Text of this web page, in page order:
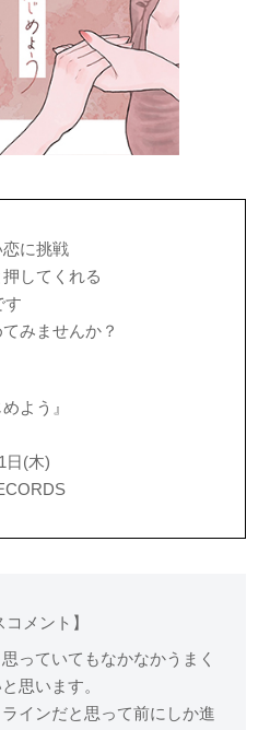
に挑戦
してくれる
す
みませんか？
よう』
日(木)
メント】
っていてもなかなかうまく
思います。
インだと思って前にしか進